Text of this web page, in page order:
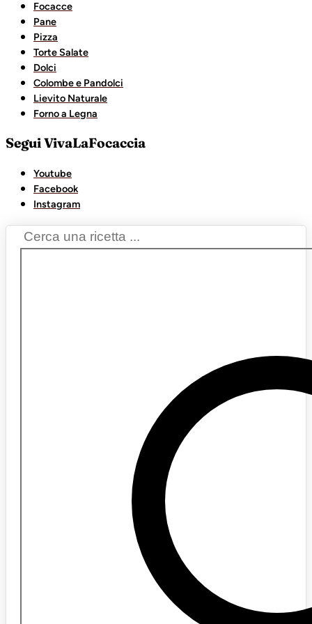
Focacce
Pane
Pizza
Torte Salate
Dolci
Colombe e Pandolci
Lievito Naturale
Forno a Legna
Segui VivaLaFocaccia
Youtube
Facebook
Instagram
Search
...